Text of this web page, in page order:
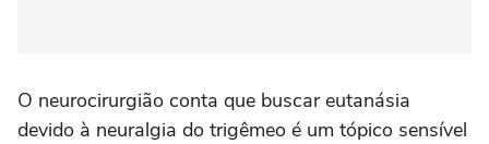
O neurocirurgião conta que buscar eutanásia
devido à neuralgia do trigêmeo é um tópico sensível